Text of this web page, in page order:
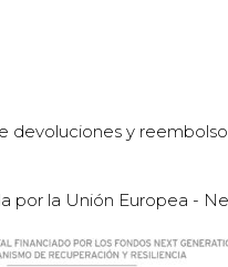
devoluciones y
por la Unión Europea -